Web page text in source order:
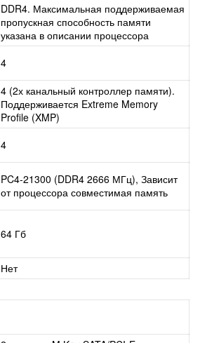
DDR4. Максимальная поддерживаемая
пропускная способность памяти
указана в описании процессора
4
4 (2х канальный контроллер памяти).
Поддерживается Extreme Memory
Profile (XMP)
4
PC4-21300 (DDR4 2666 МГц), Зависит
от процессора совместимая память
64 Гб
Нет